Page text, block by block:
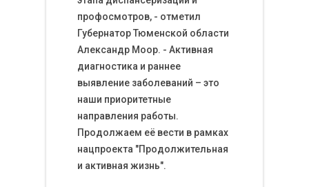
профосмотров, - отметил
Губернатор Тюменской области
Александр Моор. - Активная
диагностика и раннее
выявление заболеваний – это
наши приоритетные
направления работы.
Продолжаем её вести в рамках
нацпроекта "Продолжительная
и активная жизнь".